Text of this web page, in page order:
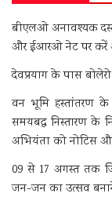
बीएलओ अनावश्यक
और ईआरओ नेट पर करें
देवप्रयाग के पास
वन भूमि हस्तांतरण के
समयबद्ध निस्तारण के
अभियंता को नोटिस
09 से 17 अगस्त तक
जन-जन का उत्सव